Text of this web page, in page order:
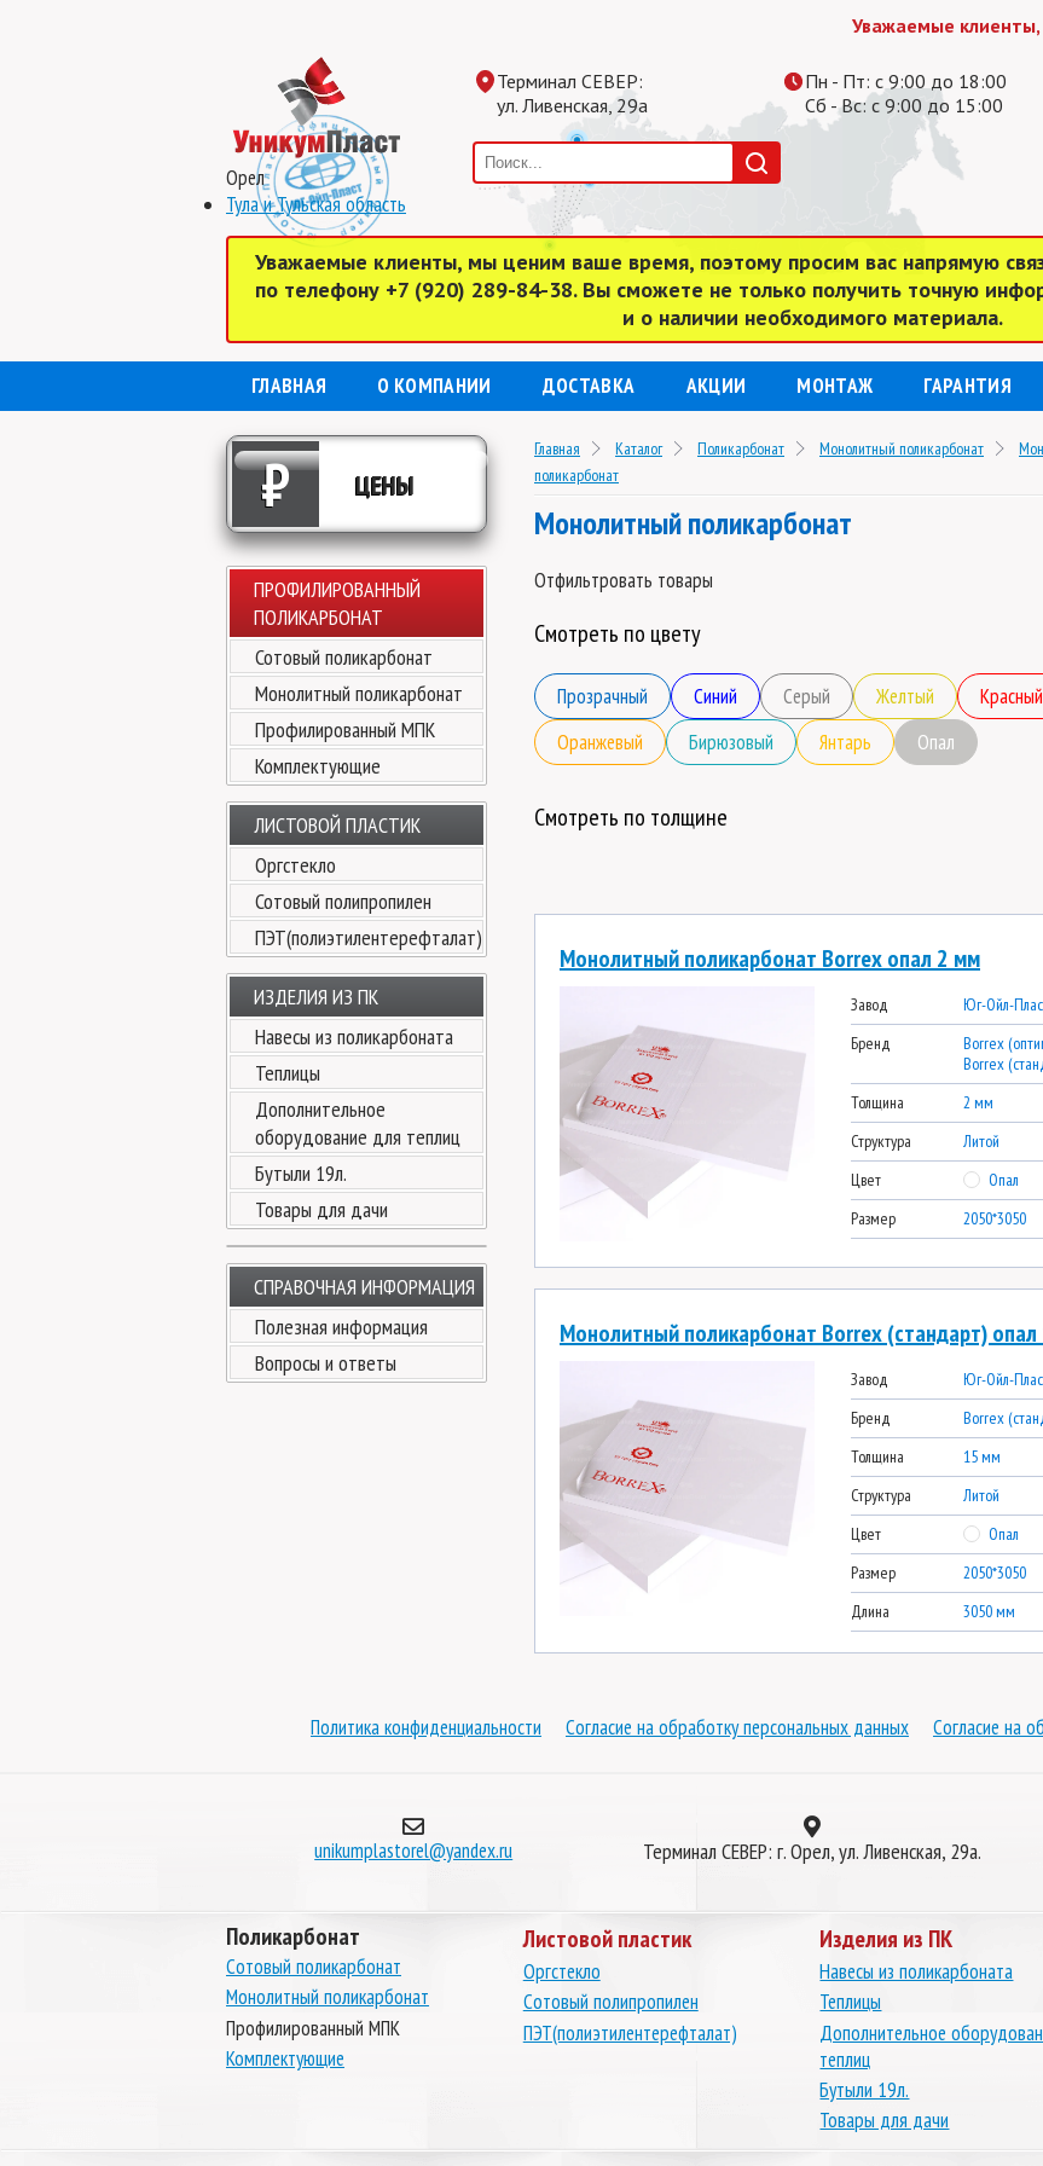
Уважаемые клиенты,
Орел
Тула и Тульская область
Терминал СЕВЕР:
ул. Ливенская, 29а
Пн - Пт: с 9:00 до 18:00
Сб - Вс: с 9:00 до 15:00
Уважаемые клиенты, мы ценим ваше время, поэтому просим вас напрямую
по телефону +7 (920) 289-84-38. Вы сможете не только получить точную
и о наличии необходимого материала.
ГЛАВНАЯ О КОМПАНИИ ДОСТАВКА АКЦИИ МОНТАЖ ГАРАНТИЯ
₽ ЦЕНЫ
ПРОФИЛИРОВАННЫЙ
ПОЛИКАРБОНАТ
Сотовый поликарбонат
Монолитный поликарбонат
Профилированный МПК
Комплектующие
ЛИСТОВОЙ ПЛАСТИК
Оргстекло
Сотовый полипропилен
ПЭТ(полиэтилентерефталат)
ИЗДЕЛИЯ ИЗ ПК
Навесы из поликарбоната
Теплицы
Дополнительное
оборудование для теплиц
Бутыли 19л.
Товары для дачи
СПРАВОЧНАЯ ИНФОРМАЦИЯ
Полезная информация
Вопросы и ответы
Главная Каталог Поликарбонат Монолитный поликарбонат
поликарбонат
Монолитный поликарбонат
Отфильтровать товары
Смотреть по цвету
Прозрачный Синий Серый Желтый Красный
Оранжевый
Бирюзовый Янтарь Опал
Смотреть по толщине
Монолитный поликарбонат Borrex опал 2 мм
Завод
Юг-Ойл-
Бренд
Borrex
Borrex
Толщина
2 мм
Структура
Литой
Цвет
Опал
Размер
2050*3050
Монолитный поликарбонат Borrex (стандарт)
Завод
Юг-Ойл-
Бренд
Borrex
Толщина
15 мм
Структура
Литой
Цвет
Опал
Размер
2050*3050
Длина
3050 мм
Политика конфиденциальности Согласие на обработку персональных данных Согласие на
unikumplastorel@yandex.ru Терминал СЕВЕР: г. Орел, ул. Ливенская, 29а.
Поликарбонат
Сотовый поликарбонат
Монолитный поликарбонат
Профилированный МПК
Комплектующие
Листовой пластик
Оргстекло
Сотовый полипропилен
ПЭТ(полиэтилентерефталат)
Изделия из ПК
Навесы из поликарбоната
Теплицы
Дополнительное
теплиц
Бутыли 19л.
Товары для дачи